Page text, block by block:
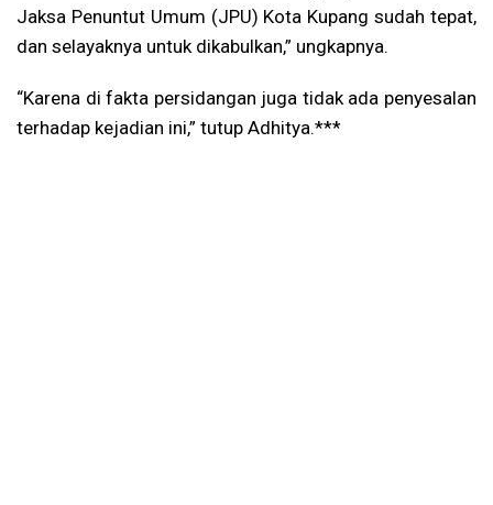
Jaksa Penuntut Umum (JPU) Kota Kupang sudah tepat,
dan selayaknya untuk dikabulkan,” ungkapnya.
“Karena di fakta persidangan juga tidak ada penyesalan
terhadap kejadian ini,” tutup Adhitya.***